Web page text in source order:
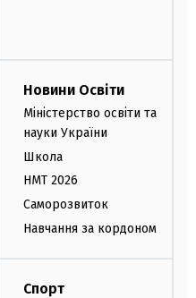
Новини Освіти
Міністерство освіти та
науки України
Школа
НМТ 2026
Саморозвиток
Навчання за кордоном
Спорт